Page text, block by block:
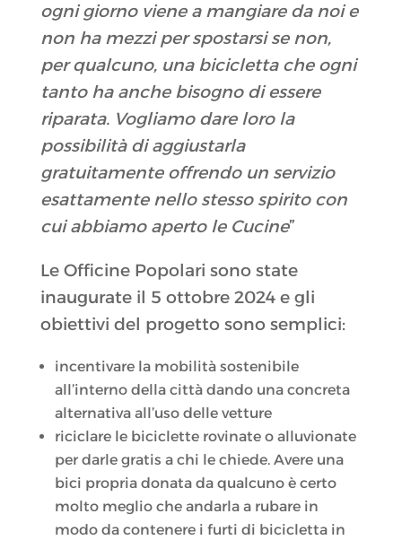
ogni giorno viene a mangiare da noi e
non ha mezzi per spostarsi se non,
per qualcuno, una bicicletta che ogni
tanto ha anche bisogno di essere
riparata. Vogliamo dare loro la
possibilità di aggiustarla
gratuitamente offrendo un servizio
esattamente nello stesso spirito con
cui abbiamo aperto le Cucine”
Le Officine Popolari sono state
inaugurate il 5 ottobre 2024 e gli
obiettivi del progetto sono semplici:
incentivare la mobilità sostenibile
all’interno della città dando una concreta
alternativa all’uso delle vetture
riciclare le biciclette rovinate o alluvionate
per darle gratis a chi le chiede. Avere una
bici propria donata da qualcuno è certo
molto meglio che andarla a rubare in
modo da contenere i furti di bicicletta in